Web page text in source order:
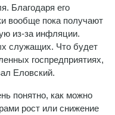
Благодаря его
вообще пока получают
из-за инфляции.
служащих. Что будет
госпредприятиях,
Еловский.
понятно, как можно
рост или снижение